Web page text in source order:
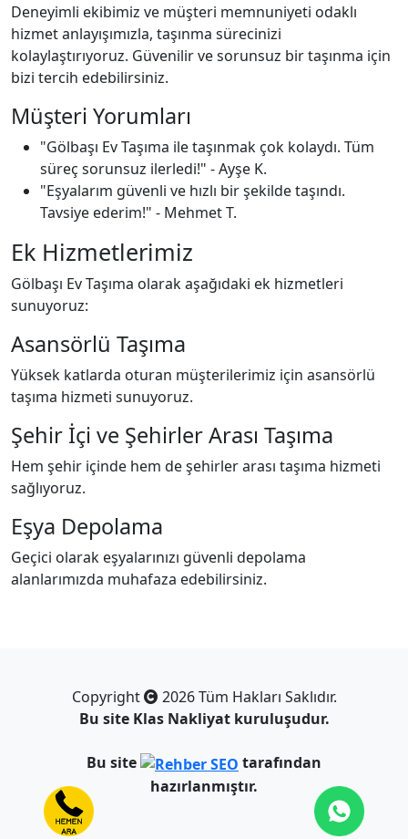
Deneyimli ekibimiz ve müşteri memnuniyeti odaklı
hizmet anlayışımızla, taşınma sürecinizi
kolaylaştırıyoruz. Güvenilir ve sorunsuz bir taşınma için
bizi tercih edebilirsiniz.
Müşteri Yorumları
"Gölbaşı Ev Taşıma ile taşınmak çok kolaydı. Tüm
süreç sorunsuz ilerledi!" - Ayşe K.
"Eşyalarım güvenli ve hızlı bir şekilde taşındı.
Tavsiye ederim!" - Mehmet T.
Ek Hizmetlerimiz
Gölbaşı Ev Taşıma olarak aşağıdaki ek hizmetleri
sunuyoruz:
Asansörlü Taşıma
Yüksek katlarda oturan müşterilerimiz için asansörlü
taşıma hizmeti sunuyoruz.
Şehir İçi ve Şehirler Arası Taşıma
Hem şehir içinde hem de şehirler arası taşıma hizmeti
sağlıyoruz.
Eşya Depolama
Geçici olarak eşyalarınızı güvenli depolama
alanlarımızda muhafaza edebilirsiniz.
Copyright
2026 Tüm Hakları Saklıdır.
Bu site Klas Nakliyatkuruluşudur.
Bu site
tarafından
hazırlanmıştır.